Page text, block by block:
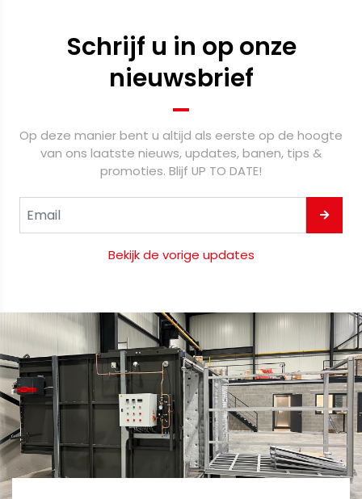
Schrijf u in op onze
nieuwsbrief
Op deze manier bent u altijd als eerste op de hoogte
van ons laatste nieuws, updates, banen, tips &
promoties. Blijf UP TO DATE!
Bekijk de vorige updates